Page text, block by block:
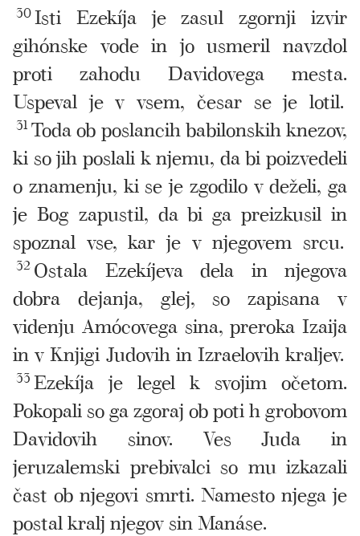
30Isti Ezekíja je zasul zgornji izvir
gihónske vode in jo usmeril navzdol
proti zahodu Davidovega mesta.
Uspeval je v vsem, česar se je lotil.
31 Toda ob poslancih babilonskih knezov,
ki so jih poslali k njemu, da bi poizvedeli
o znamenju, ki se je zgodilo v deželi, ga
je Bog zapustil, da bi ga preizkusil in
spoznal vse, kar je v njegovem srcu.
32 Ostala Ezekíjeva dela in njegova
dobra dejanja, glej, so zapisana v
videnju Amócovega sina, preroka Izaija
in v Knjigi Judovih in Izraelovih kraljev.
33 Ezekíja je legel k svojim očetom.
Pokopali so ga zgoraj ob poti h grobovom
Davidovih sinov. Ves Juda in
jeruzalemski prebivalci so mu izkazali
čast ob njegovi smrti. Namesto njega je
postal kralj njegov sin Manáse.